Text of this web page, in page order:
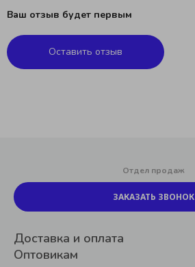
Ваш отзыв будет первым
Оставить отзыв
Доставка и оплата
Оптовикам
Отдел продаж
ЗАКАЗАТЬ ЗВОНОК